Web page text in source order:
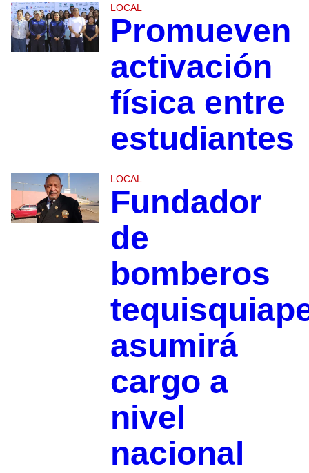
LOCAL
Promueven
activación
física entre
estudiantes
LOCAL
Fundador
de
bomberos
asumirá
cargo a
nivel
nacional